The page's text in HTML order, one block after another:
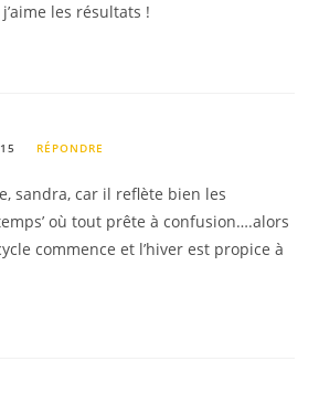
les résultats !
RÉPONDRE
sandra, car il reflète bien les
où tout prête à confusion….alors
commence et l’hiver est propice à